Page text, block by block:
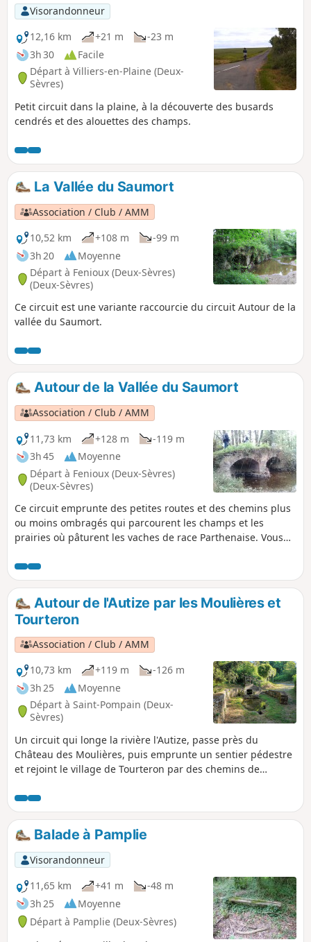
Visorandonneur
12,16 km
+21 m
-23 m
3h 30
Facile
Départ à Villiers-en-Plaine (Deux-
Sèvres)
Petit circuit dans la plaine, à la découverte des busards
cendrés et des alouettes des champs.
La Vallée du Saumort
Association / Club / AMM
10,52 km
+108 m
-99 m
3h 20
Moyenne
Départ à Fenioux (Deux-Sèvres)
(Deux-Sèvres)
Ce circuit est une variante raccourcie du circuit Autour de la
vallée du Saumort.
Autour de la Vallée du Saumort
Association / Club / AMM
11,73 km
+128 m
-119 m
3h 45
Moyenne
Départ à Fenioux (Deux-Sèvres)
(Deux-Sèvres)
Ce circuit emprunte des petites routes et des chemins plus
ou moins ombragés qui parcourent les champs et les
prairies où pâturent les vaches de race Parthenaise. Vous
magnifiques point de vue sur la campagne Gâtinaise.
Autour de l'Autize par les Moulières et
Tourteron
Association / Club / AMM
10,73 km
+119 m
-126 m
3h 25
Moyenne
Départ à Saint-Pompain (Deux-
Sèvres)
Un circuit qui longe la rivière l'Autize, passe près du
Château des Moulières, puis emprunte un sentier pédestre
et rejoint le village de Tourteron par des chemins de
lavoir de Tourteron, la randonnée se poursuit dans la plaine
parsemée d'éoliennes puis emprunte ou longe une
ancienne voie ferrée, passe sous un viaduc et revient en
longeant les prairies bordant l'Autize jusqu'au Moulin de
Dray pour remonter à Saint-Pompain.
Balade à Pamplie
Visorandonneur
11,65 km
+41 m
-48 m
3h 25
Moyenne
Départ à Pamplie (Deux-Sèvres)